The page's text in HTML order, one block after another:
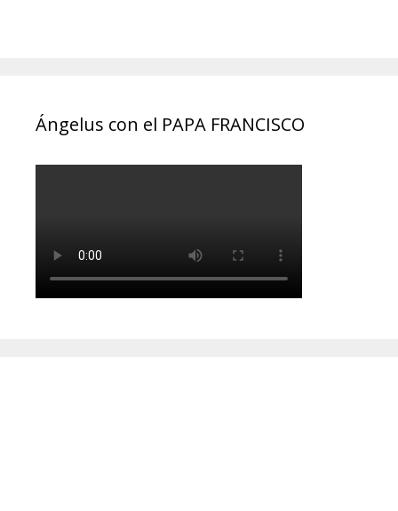
Ángelus con el PAPA FRANCISCO